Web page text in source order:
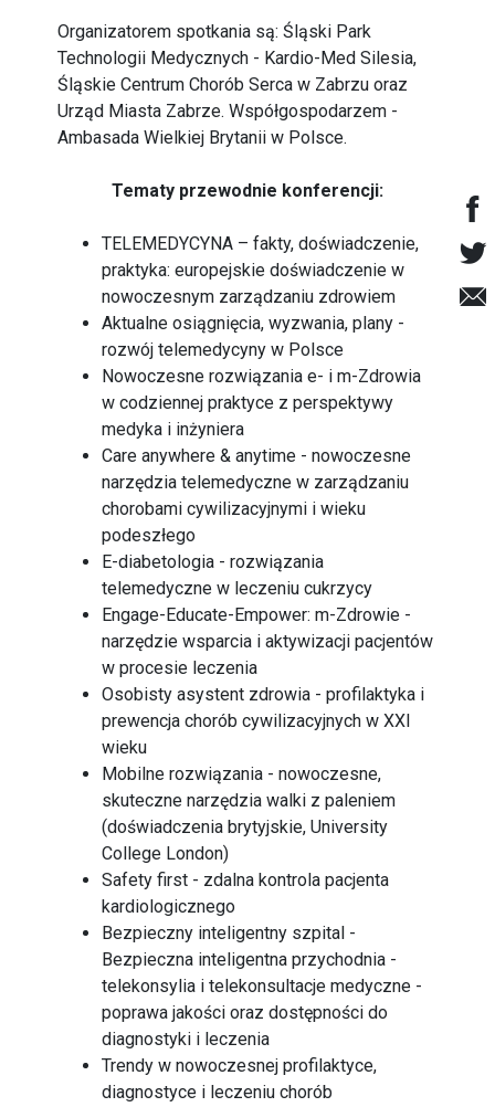
Organizatorem spotkania są: Śląski Park
Technologii Medycznych - Kardio-Med Silesia,
Śląskie Centrum Chorób Serca w Zabrzu oraz
Urząd Miasta Zabrze. Współgospodarzem -
Ambasada Wielkiej Brytanii w Polsce.
Tematy przewodnie konferencji:
TELEMEDYCYNA – fakty, doświadczenie,
praktyka: europejskie doświadczenie w
nowoczesnym zarządzaniu zdrowiem
Aktualne osiągnięcia, wyzwania, plany -
rozwój telemedycyny w Polsce
Nowoczesne rozwiązania e- i m-Zdrowia
w codziennej praktyce z perspektywy
medyka i inżyniera
Care anywhere & anytime - nowoczesne
narzędzia telemedyczne w zarządzaniu
chorobami cywilizacyjnymi i wieku
podeszłego
E-diabetologia - rozwiązania
telemedyczne w leczeniu cukrzycy
Engage-Educate-Empower: m-Zdrowie -
narzędzie wsparcia i aktywizacji pacjentów
w procesie leczenia
Osobisty asystent zdrowia - profilaktyka i
prewencja chorób cywilizacyjnych w XXI
wieku
Mobilne rozwiązania - nowoczesne,
skuteczne narzędzia walki z paleniem
(doświadczenia brytyjskie, University
College London)
Safety first - zdalna kontrola pacjenta
kardiologicznego
Bezpieczny inteligentny szpital -
Bezpieczna inteligentna przychodnia -
telekonsylia i telekonsultacje medyczne -
poprawa jakości oraz dostępności do
diagnostyki i leczenia
Trendy w nowoczesnej profilaktyce,
diagnostyce i leczeniu chorób